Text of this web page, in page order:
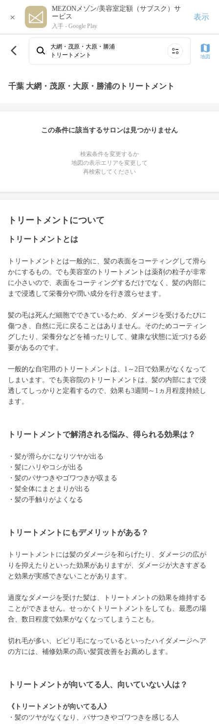
×
MEZONメゾン/美容室定額（サブスク）サ
ービス
入手 - Google Play
表示
大網・茂原・大原・勝浦
トリートメント
地図
千葉 大網・茂原・大原・勝浦のトリートメント
この条件に該当するサロンは見つかりません
検索条件を変更するか
地図の表示エリアを変更して
再検索してください
トリートメントについて
トリートメントとは
トリートメントとは一般的に、髪の表面をコーティングして滑ら
かにするもの。でも美容室のトリートメントは薬剤の粒子が非常
に小さいので、表面をコーティングするだけでなく、髪の内部に
まで浸透して栄養分や潤い成分を行き渡らせます。
髪の毛は死んだ細胞でできているため、ダメージを受けるたびに
傷つき、自然に元に戻ることはありません。そのためコーティン
グしたり、栄養分などを補ったりして、健康な状態に近づける必
要があるのです。
一般的な自宅用のトリートメントは、1～2日で効果がなくなって
しまいます。でも美容院のトリートメントは、髪の内部にまで浸
透してしっかりと定着するので、効果も3週間～1ヵ月程度持続し
ます。
トリートメントで解消される悩み、得られる効果は？
・髪が滑らかになりツヤが出る
・髪にハリやコシが出る
・髪のパサつきやゴワつきが収まる
・髪全体にまとまりが出る
・髪の手触りがよくなる
トリートメントにもデメリットがある？
トリートメントには髪のダメージを和らげたり、ダメージの広が
りを抑えたりといった効果がありますが、ダメージが大きすぎる
と効果が実感できないことがあります。
過度なダメージを受けた髪は、トリートメントの効果を維持する
ことができません。せっかくトリートメントをしても、最悪の場
合、数日程度で効果がなくなってしまうことも。
切れ毛が多い、ビビリ毛になっているといったハイダメージヘア
の方には、補修効果の高い髪質改善をお薦めします。
トリートメントが向いてる人、向いていない人は？
《トリートメントが向いてる人》
・髪のツヤがなくなり、パサつきやゴワつきを感じる人